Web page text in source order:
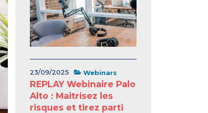
23/09/2025 Webinars
REPLAY Webinaire Palo
Alto : Maitrisez les
risques et tirez parti